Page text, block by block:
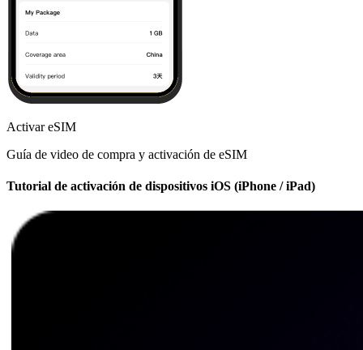
Activar eSIM
Guía de video de compra y activación de eSIM
Tutorial de activación de dispositivos iOS (iPhone / iPad)